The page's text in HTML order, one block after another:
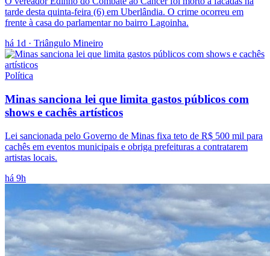
tarde desta quinta-feira (6) em Uberlândia. O crime ocorreu em
frente à casa do parlamentar no bairro Lagoinha.
há 1d · Triângulo Mineiro
Política
Minas sanciona lei que limita gastos públicos com
shows e cachês artísticos
Lei sancionada pelo Governo de Minas fixa teto de R$ 500 mil para
cachês em eventos municipais e obriga prefeituras a contratarem
artistas locais.
há 9h